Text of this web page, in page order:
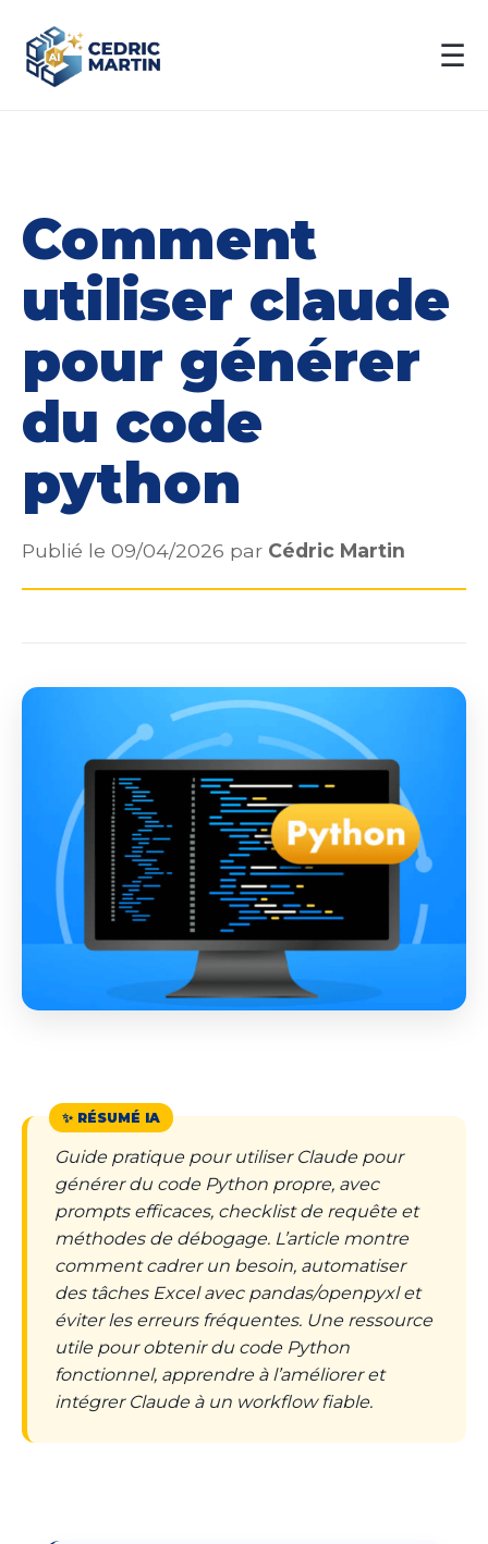
☰
Comment
utiliser claude
pour générer
du code
python
Publié le 09/04/2026 par Cédric Martin
Guide pratique pour utiliser Claude pour
générer du code Python propre, avec
prompts efficaces, checklist de requête et
méthodes de débogage. L’article montre
comment cadrer un besoin, automatiser
des tâches Excel avec pandas/openpyxl et
éviter les erreurs fréquentes. Une ressource
utile pour obtenir du code Python
fonctionnel, apprendre à l’améliorer et
intégrer Claude à un workflow fiable.